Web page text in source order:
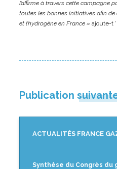
l’affirme à travers cette campagne
toutes les bonnes initiatives afin de
et l’hydrogène en France » ajoute-t
Publication
ACTUALITÉS FRANCE
Synthèse du Congrès du